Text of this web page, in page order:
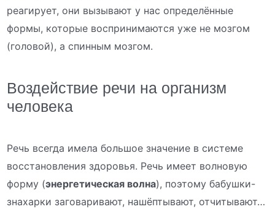
реагирует, они вызывают у нас определённые
формы, которые воспринимаются уже не мозгом
(головой), а спинным мозгом.
Воздействие речи на организм
человека
Речь всегда имела большое значение в системе
восстановления здоровья. Речь имеет волновую
форму (энергетическая волна), поэтому бабушки-
знахарки заговаривают, нашёптывают, отчитывают…